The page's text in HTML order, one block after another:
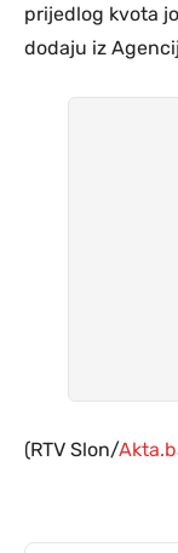
prijedlog kvota
dodaju iz
(RTV Slon/